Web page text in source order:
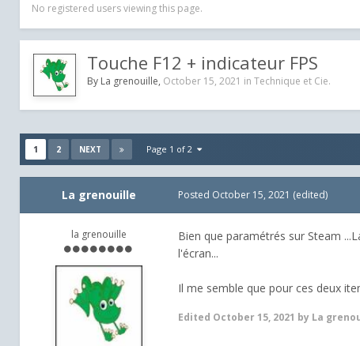
No registered users viewing this page.
Touche F12 + indicateur FPS
By La grenouille, October 15, 2021 in Technique et Cie.
1 2 NEXT Page 1 of 2
La grenouille
la grenouille
Posted October 15, 2021 (edited)
Bien que paramétrés sur Steam
l'écran...
Il me semble que pour ces deux
Edited October 15, 2021 by La